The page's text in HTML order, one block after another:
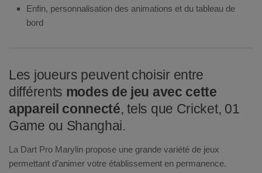
Enfin, personnalisation des animations et du tableau de
bord
Les joueurs peuvent choisir entre
différents modes de jeu avec cette
appareil connecté, tels que Cricket, 01
Game ou Shanghai.
La Dart Pro Marylin propose une grande variété de jeux
permettant d’animer votre établissement en permanence.